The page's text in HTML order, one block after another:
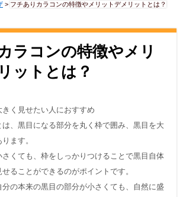
> フチありカラコンの特徴やメリットデメリットとは？
ラコンの特徴やメリ
ットとは？
きく見せたい人におすすめ
、黒目になる部分を丸く枠で囲み、黒目を大
ます。
くても、枠をしっかりつけることで黒目自体
ることができるのがポイントです。
の本来の黒目の部分が小さくても、自然に盛